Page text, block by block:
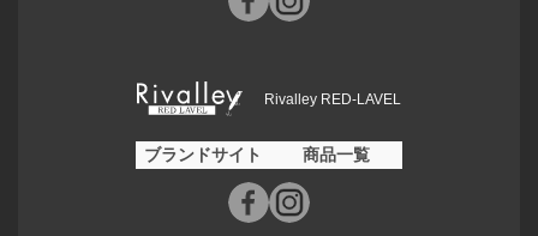
Rivalley RED-LAVEL
ブランドサイト 商品一覧